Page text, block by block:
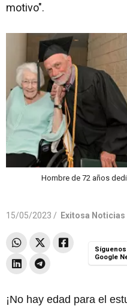
motivo".
Hombre de 72 años
15/05/2023 / Exitosa Noticias
Google
¡No hay edad para el